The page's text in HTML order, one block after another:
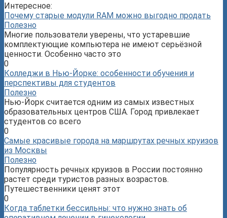
Интересное:
Почему старые модули RAM можно выгодно продать
Полезно
Многие пользователи уверены, что устаревшие
комплектующие компьютера не имеют серьёзной
ценности. Особенно часто это
0
Колледжи в Нью-Йорке: особенности обучения и
перспективы для студентов
Полезно
Нью-Йорк считается одним из самых известных
образовательных центров США. Город привлекает
студентов со всего
0
Самые красивые города на маршрутах речных круизов
из Москвы
Полезно
Популярность речных круизов в России постоянно
растет среди туристов разных возрастов.
Путешественники ценят этот
0
Когда таблетки бессильны: что нужно знать об